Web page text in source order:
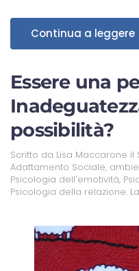
Continua a leggere
Essere una
possibilità?
Scritto da Lisa Maccarone il
Adattamento Sociale,
Psicologia dell'emotività,
Psicologia della relazione.